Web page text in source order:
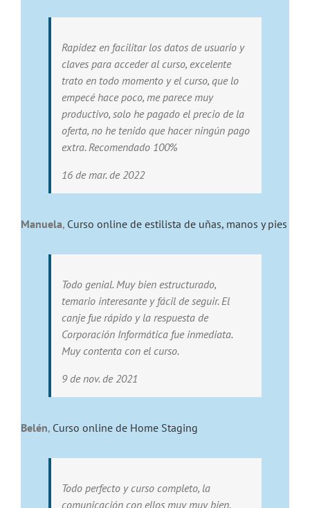
Rapidez en facilitar los datos de usuario y
claves para acceder al curso, excelente
trato en todo momento y el curso, que lo
empecé hace poco, me parece muy
productivo, solo he pagado el precio de la
oferta, no he tenido que hacer ningún pago
extra. Recomendado 100%
16 de mar. de 2022
Manuela, Curso online de estilista de uñas, manos y pies
Todo genial. Muy bien estructurado,
temario interesante y fácil de seguir. El
canje fue rápido y la respuesta de
Corporación Informática fue inmediata.
Muy contenta con el curso.
9 de nov. de 2021
Belén, Curso online de Home Staging
Todo perfecto y curso completo, la
comunicación con ellos muy muy bien.